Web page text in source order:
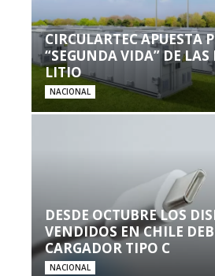
CIRCULARTEC APUESTA
“SEGUNDA VIDA” DE
LITIO
NACIONAL
DESDE OCTUBRE LOS
VENDIDOS EN CHILE
CARGADOR TIPO C
NACIONAL